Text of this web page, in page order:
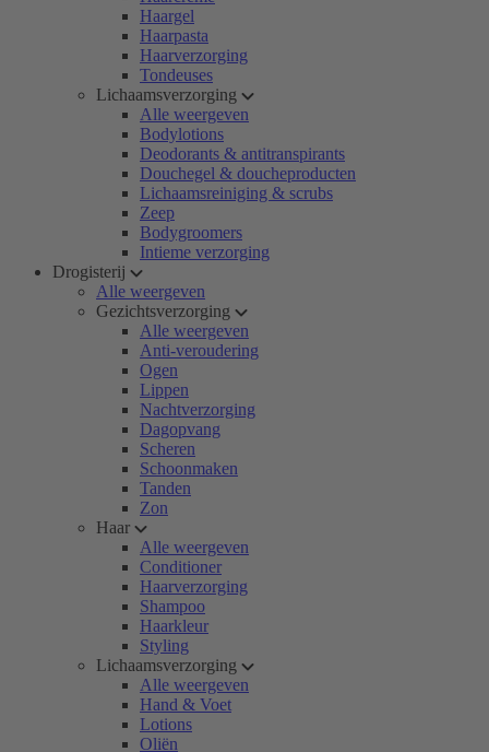
Haargel
Haarpasta
Haarverzorging
Tondeuses
Lichaamsverzorging
Alle weergeven
Bodylotions
Deodorants & antitranspirants
Douchegel & doucheproducten
Lichaamsreiniging & scrubs
Zeep
Bodygroomers
Intieme verzorging
Drogisterij
Alle weergeven
Gezichtsverzorging
Alle weergeven
Anti-veroudering
Ogen
Lippen
Nachtverzorging
Dagopvang
Scheren
Schoonmaken
Tanden
Zon
Haar
Alle weergeven
Conditioner
Haarverzorging
Shampoo
Haarkleur
Styling
Lichaamsverzorging
Alle weergeven
Hand & Voet
Lotions
Oliën